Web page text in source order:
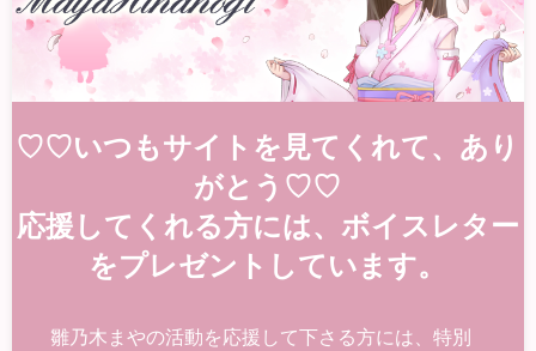
♡♡いつもサイトを見てくれて、あり
がとう♡♡
応援してくれる方には、ボイスレター
をプレゼントしています。
雛乃木まやの活動を応援して下さる方には、特別